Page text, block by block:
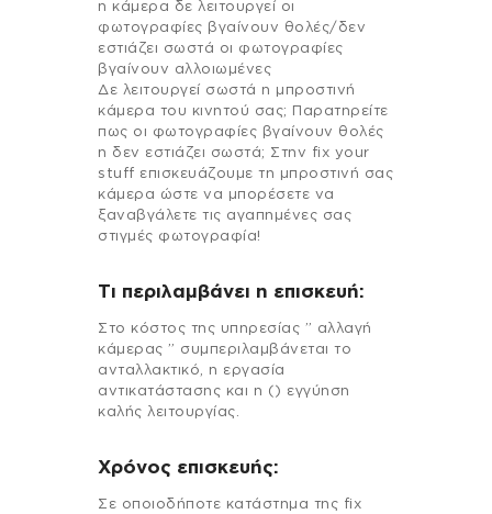
η κάμερα δε λειτουργεί οι
φωτογραφίες βγαίνουν θολές/δεν
εστιάζει σωστά οι φωτογραφίες
βγαίνουν αλλοιωμένες
Δε λειτουργεί σωστά η μπροστινή
κάμερα του κινητού σας; Παρατηρείτε
πως οι φωτογραφίες βγαίνουν θολές
η δεν εστιάζει σωστά; Στην fix your
stuff επισκευάζουμε τη μπροστινή σας
κάμερα ώστε να μπορέσετε να
ξαναβγάλετε τις αγαπημένες σας
στιγμές φωτογραφία!
Τι περιλαμβάνει η επισκευή:
Στo κόστος της υπηρεσίας ” αλλαγή
κάμερας ” συμπεριλαμβάνεται το
ανταλλακτικό, η εργασία
αντικατάστασης και η () εγγύηση
καλής λειτουργίας.
Χρόνος επισκευής:
Σε οποιοδήποτε κατάστημα της fix